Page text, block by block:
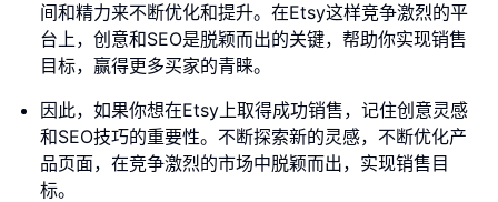
间和精力来不断优化和提升。在Etsy这样竞争激烈的平
台上，创意和SEO是脱颖而出的关键，帮助你实现销售
目标，赢得更多买家的青睐。
因此，如果你想在Etsy上取得成功销售，记住创意灵感
和SEO技巧的重要性。不断探索新的灵感，不断优化产
品页面，在竞争激烈的市场中脱颖而出，实现销售目
标。